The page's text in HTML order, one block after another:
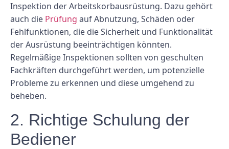
Inspektion der Arbeitskorbausrüstung. Dazu gehört
auch die Prüfung auf Abnutzung, Schäden oder
Fehlfunktionen, die die Sicherheit und Funktionalität
der Ausrüstung beeinträchtigen könnten.
Regelmäßige Inspektionen sollten von geschulten
Fachkräften durchgeführt werden, um potenzielle
Probleme zu erkennen und diese umgehend zu
beheben.
2. Richtige Schulung der
Bediener